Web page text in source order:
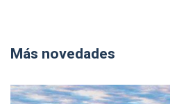
Más novedades